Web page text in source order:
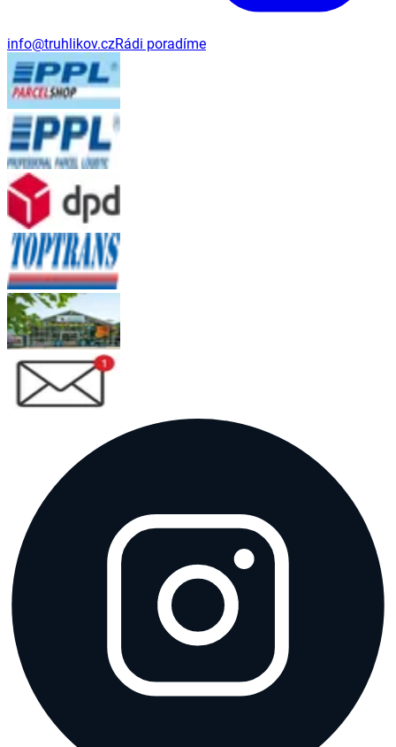
info@truhlikov.czRádi poradíme